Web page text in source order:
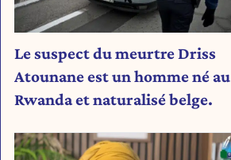
Le suspect du meurtre Driss
Atounane est un homme né au
Rwanda et naturalisé belge.